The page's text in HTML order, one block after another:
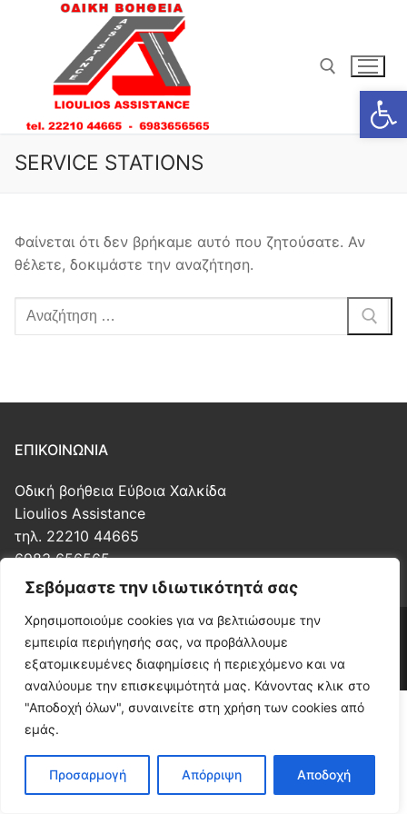
Σεβόμαστε την ιδιωτικότητά σας
Χρησιμοποιούμε cookies για να βελτιώσουμε την
εμπειρία περιήγησής σας, να προβάλλουμε
εξατομικευμένες διαφημίσεις ή περιεχόμενο και να
αναλύουμε την επισκεψιμότητά μας. Κάνοντας κλικ στο
"Αποδοχή όλων", συναινείτε στη χρήση των cookies από
εμάς.
Προσαρμογή Απόρριψη Αποδοχή
Μετάβαση
περιεχόμενο
SERVICE STATIONS
Φαίνεται ότι δεν βρήκαμε αυτό που ζητούσατε. Αν
θέλετε, δοκιμάστε την αναζήτηση.
Αναζήτηση
για:
ΕΠΙΚΟΙΝΩΝΊΑ
Οδική βοήθεια Εύβοια Χαλκίδα
Lioulios Assistance
τηλ. 22210 44665
6983 656565
Copyright © 2026 Οδική βοήθεια Εύβοια Λιούλιος – Web
Design by Paris Manias AWE.gr.